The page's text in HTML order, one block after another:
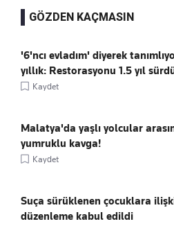
GÖZDEN KAÇMASIN
'6'ncı evladım' diyerek
yıllık: Restorasyonu 1.5 yıl
Kaydet
Malatya'da yaşlı yolcular
yumruklu kavga!
Kaydet
Suça sürüklenen çocuklara
düzenleme kabul edildi